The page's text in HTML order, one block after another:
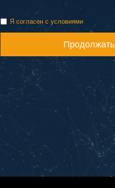
Я согласен с условиями
Продолжать